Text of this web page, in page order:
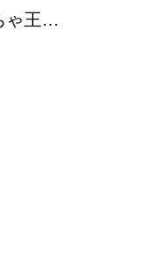
ライバー事務所DAG は「歌っちゃ王」と 包括契約 を締結しました